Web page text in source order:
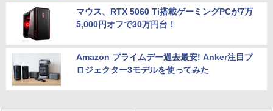
マウス、RTX 5060 Ti搭載ゲーミングPCが7万
5,000円オフで30万円台！
Amazon プライムデー過去最安! Anker注目プ
ロジェクター3モデルを使ってみた